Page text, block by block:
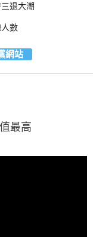
退大潮
數
網站
最高